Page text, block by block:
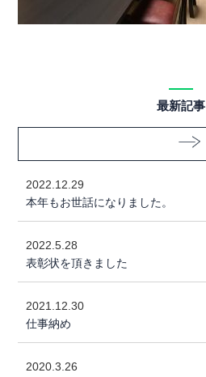
最新記事
2022.12.29
本年もお世話になりました。
2022.5.28
表彰状を頂きました
2021.12.30
仕事納め
2020.3.26